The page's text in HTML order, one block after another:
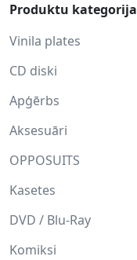
Produktu
Vinila plates
CD diski
Apģērbs
Aksesuāri
OPPOSUITS
Kasetes
DVD / Blu-Ray
Komiksi